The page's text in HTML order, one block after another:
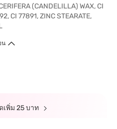
(CANDELILLA) WAX, CI
CI 77891, ZINC STEARATE,
น
เพิ่ม 25 บาท